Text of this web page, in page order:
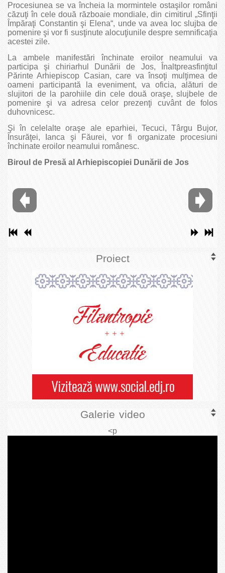
Procesiunea se va încheia la mormintele ostaşilor români
căzuţi în cele două războaie mondiale, din cimitirul „Sfinţii
Împăraţi Constantin şi Elena“, unde va avea loc slujba de
pomenire şi vor fi susţinute alocuţiunile despre semnificaţia
acestei zile.
La ambele manifestări închinate eroilor neamului va
participa şi chiriarhul Dunării de Jos, Înaltpreasfinţitul
Părinte Arhiepiscop Casian, care va însoţi mulţimea de
oameni participantă la eveniment, va oficia, alături de
slujitori de la parohiile din cele două oraşe, slujbele de
pomenire şi va adresa celor prezenţi cuvânt de folos
duhovnicesc.
Şi în celelalte oraşe ale eparhiei, Tecuci, Târgu Bujor,
Însurăţei, Ianca şi Făurei, vor fi organizate procesiuni
închinate eroilor neamului românesc.
Biroul de Presă al Arhiepiscopiei Dunării de Jos
Proiect
Galerie video
<p